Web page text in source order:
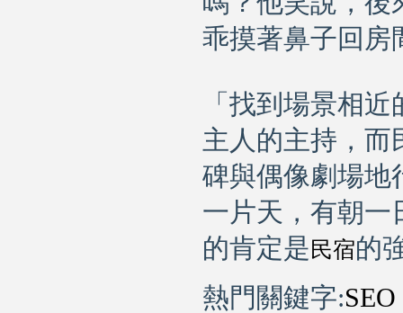
乖摸著鼻子回房
「找到場景相
主人的主持，而
碑與偶像劇場地
一片天，有朝一
的肯定是 民宿的
熱門關鍵字:SEO